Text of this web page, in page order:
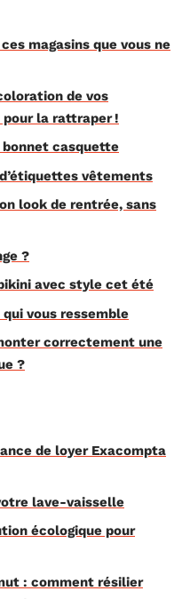
magasins que vous ne
de vos
pour la rattraper !
casquette
vêtements
look de rentrée, sans
?
avec style cet été
vous ressemble
correctement une
?
de loyer Exacompta
lave-vaisselle
écologique pour
: comment résilier